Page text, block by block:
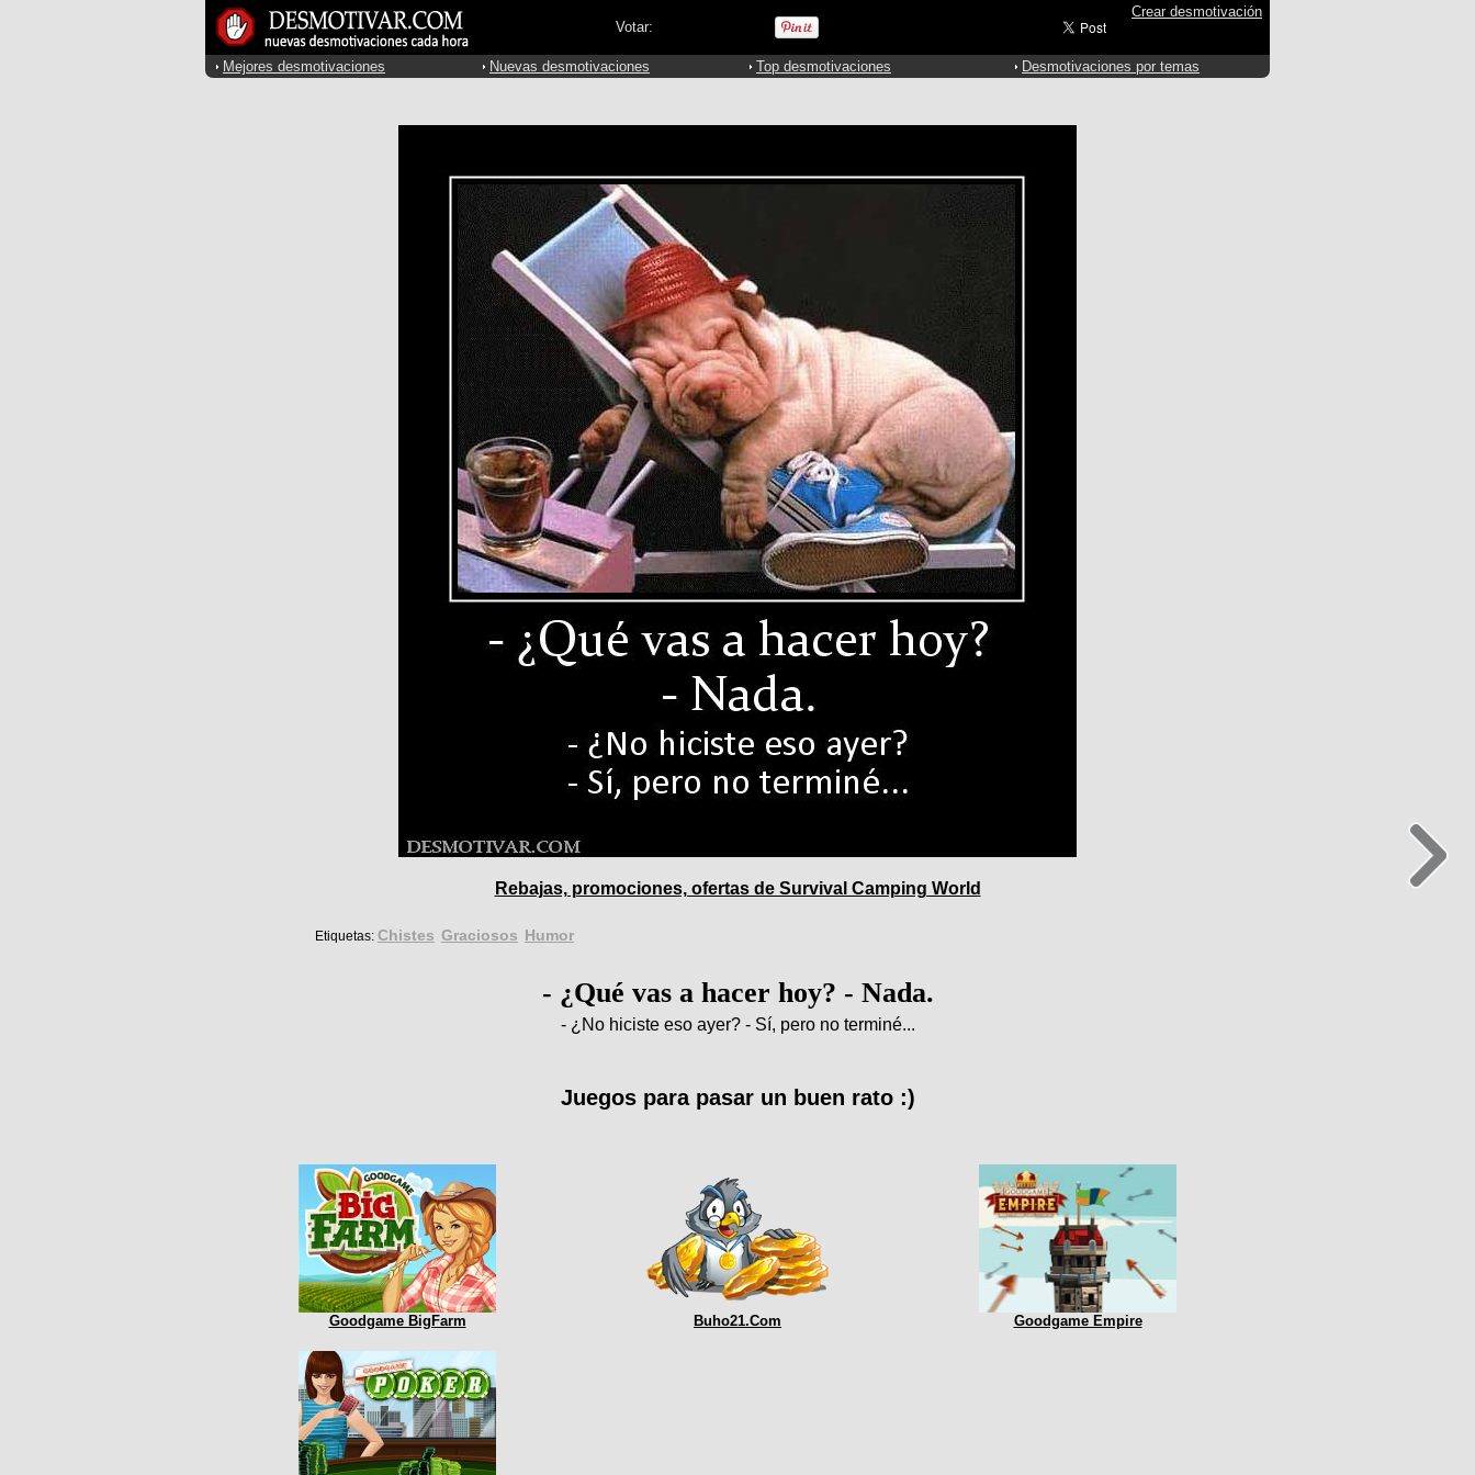
Votar:
Crear desmotivación
Mejores desmotivaciones Nuevas desmotivaciones Top desmotivaciones Desmotivaciones por temas
Rebajas, promociones, ofertas de Survival Camping World
Etiquetas: Chistes Graciosos Humor
- ¿Qué vas a hacer hoy? - Nada.
- ¿No hiciste eso ayer? - Sí, pero no terminé...
Juegos para pasar un buen rato :)
Goodgame BigFarm Buho21.Com Goodgame Empire